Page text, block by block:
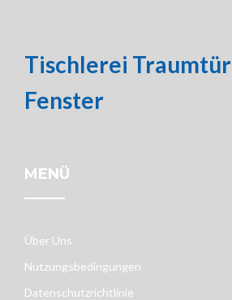
Tischlerei
Fenster
MENÜ
Über Uns
Nutzungsbedingungen
Datenschutzrichtlinie